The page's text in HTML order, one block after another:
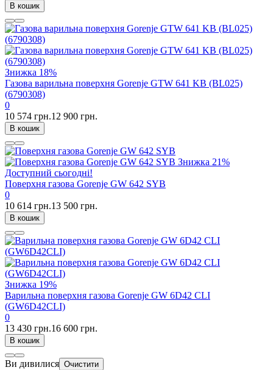
В кошик
Знижка 18%
Газова варильна поверхня Gorenje GTW 641 KB (BL025)
(6790308)
0
10 574 грн.12 900 грн.
В кошик
Знижка 21%
Доступний сьогодні!
Поверхня газова Gorenje GW 642 SYB
0
10 614 грн.13 500 грн.
В кошик
Знижка 19%
Варильна поверхня газова Gorenje GW 6D42 CLI
(GW6D42CLI)
0
13 430 грн.16 600 грн.
В кошик
Ви дивилися Очистити